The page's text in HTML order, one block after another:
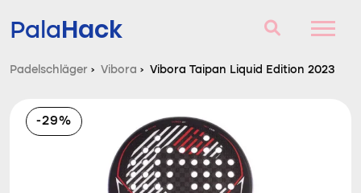
PalaHack
Fragen und Antworten
Vergleich
Padelschläger › Vibora › Vibora Taipan Liquid Edition 2023
-29%